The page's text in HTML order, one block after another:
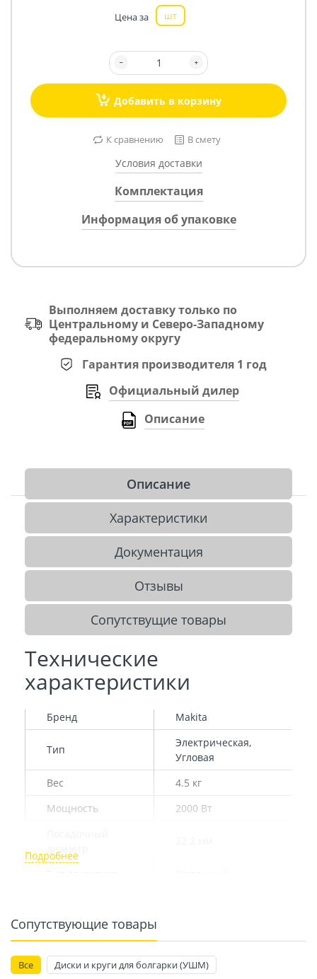
Цена за шт
Добавить в корзину
К сравнению В смету
Условия доставки
Комплектация
Информация об упаковке
Выполняем доставку только по
Центральному и Северо-Западному
федеральному округу
Гарантия производителя 1 год
Официальный дилер
Описание
Описание
Характеристики
Документация
Отзывы
Сопутствущие товары
Технические
характеристики
Бренд Makita
Тип
Электрическая,
Угловая
Вес
4.5 кг
Мощность
2000 Вт
Количество
оборотов
Диаметр диска
230 мм
Сопутствующие товары
Все Диски и круги для болгарки (УШМ)